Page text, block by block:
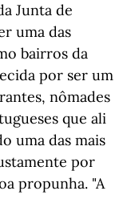
Junta de
uma das
bairros da
por ser um
nômades
que ali
uma das mais
por
propunha. "A